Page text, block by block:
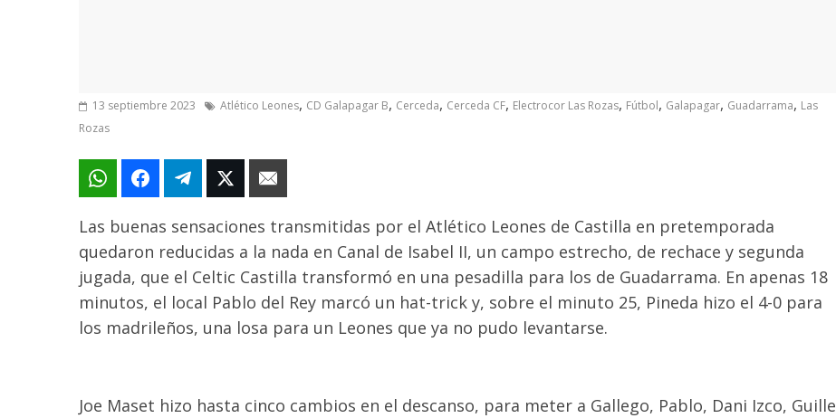
13 septiembre 2023 Atlético Leones, CD Galapagar B, Cerceda, Cerceda CF, Electrocor Las Rozas, Fútbol, Galapagar, Guadarrama, Las
Rozas
Las buenas sensaciones transmitidas por el Atlético Leones de Castilla en pretemporada
quedaron reducidas a la nada en Canal de Isabel II, un campo estrecho, de rechace y segunda
jugada, que el Celtic Castilla transformó en una pesadilla para los de Guadarrama. En apenas 18
minutos, el local Pablo del Rey marcó un hat-trick y, sobre el minuto 25, Pineda hizo el 4-0 para
los madrileños, una losa para un Leones que ya no pudo levantarse.
Joe Maset hizo hasta cinco cambios en el descanso, para meter a Gallego, Pablo, Dani Izco, Guille